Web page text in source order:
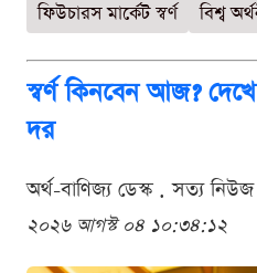
ফিউচারস মার্কেট স্বর্ণ
বিশ্ব
স্বর্ণ কিনবেন আজ?
দর
অর্থ-বাণিজ্য ডেস্ক . সত্য নিউজ
২০২৬ আগস্ট ০৪ ১০:৩৪:১২